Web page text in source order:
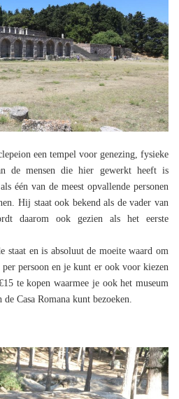
een tempel voor genezing, fysieke
de mensen die hier gewerkt heeft is
één van de meest opvallende personen
Hij staat ook bekend als de vader van
daarom ook gezien als het eerste
staat en is absoluut de moeite waard om
persoon en je kunt er ook voor kiezen
te kopen waarmee je ook het museum
Casa Romana kunt bezoeken.